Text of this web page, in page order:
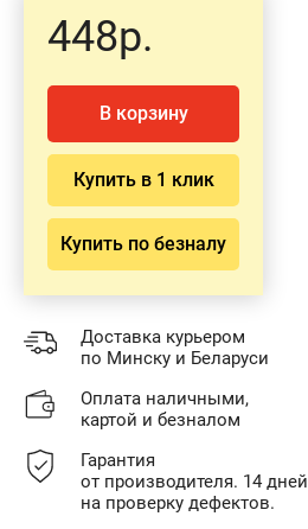
448р.
В корзину
Купить в 1 клик
Купить по безналу
Доставка курьером
по Минску и Беларуси
Оплата наличными,
картой и безналом
Гарантия
от производителя. 14 дней
на проверку дефектов.